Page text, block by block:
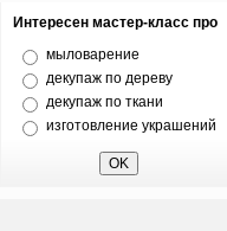
Интересен мастер-класс про
мыловарение
декупаж по дереву
декупаж по ткани
изготовление украшений